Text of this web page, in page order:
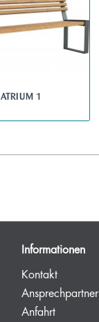
ATRIUM 1
Informationen
Kontakt
Ansprechpartner
Anfahrt